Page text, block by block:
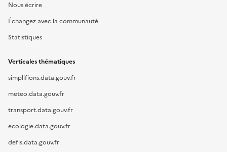
Nous écrire
Échangez avec la communauté
Statistiques
Verticales thématiques
simplifions.data.gouv.fr
meteo.data.gouv.fr
transport.data.gouv.fr
ecologie.data.gouv.fr
defis.data.gouv.fr